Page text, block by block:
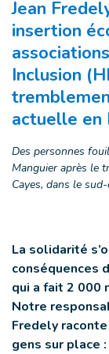
Jean
insertion
Inclusion
actuelle en
Des personnes
Manguier après le
Cayes, dans le
La solidarité
conséquences
qui a fait 2 000
Notre
Fredely
gens sur place :